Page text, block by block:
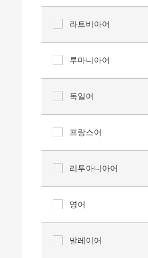
라트비아어
루마니아어
독일어
프랑스어
리투아니아어
영어
말레이어